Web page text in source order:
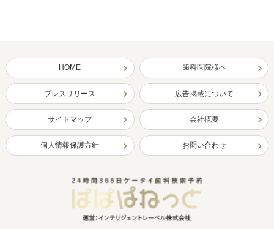
HOME 歯科医院様へ
プレスリリース 広告掲載について
サイトマップ 会社概要
個人情報保護方針 お問い合わせ